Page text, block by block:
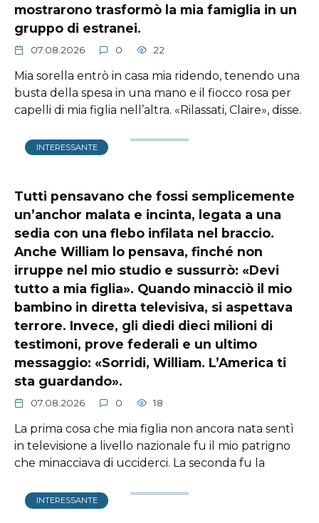
mostrarono trasformò la mia famiglia in un
gruppo di estranei.
07.08.2026 0 22
Mia sorella entrò in casa mia ridendo, tenendo una
busta della spesa in una mano e il fiocco rosa per
capelli di mia figlia nell’altra. «Rilassati, Claire», disse.
INTERESSANTE
Tutti pensavano che fossi semplicemente
un’anchor malata e incinta, legata a una
sedia con una flebo infilata nel braccio.
Anche William lo pensava, finché non
irruppe nel mio studio e sussurrò: «Devi
tutto a mia figlia». Quando minacciò il mio
bambino in diretta televisiva, si aspettava
terrore. Invece, gli diedi dieci milioni di
testimoni, prove federali e un ultimo
messaggio: «Sorridi, William. L’America ti
sta guardando».
07.08.2026 0 18
La prima cosa che mia figlia non ancora nata sentì
in televisione a livello nazionale fu il mio patrigno
che minacciava di ucciderci. La seconda fu la
INTERESSANTE